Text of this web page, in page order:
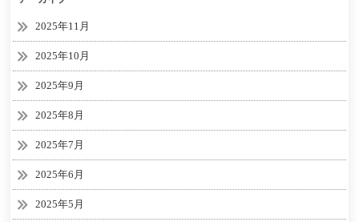
2025年11月
2025年10月
2025年9月
2025年8月
2025年7月
2025年6月
2025年5月